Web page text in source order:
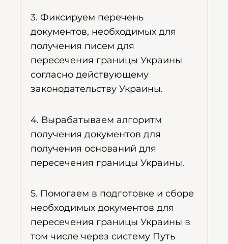
3. Фиксируем перечень
документов, необходимых для
получения писем для
пересечения границы Украины
согласно действующему
законодательству Украины.
4. Вырабатываем алгоритм
получения документов для
получения оснований для
пересечения границы Украины.
5. Помогаем в подготовке и сборе
необходимых документов для
пересечения границы Украины в
том числе через систему Путь